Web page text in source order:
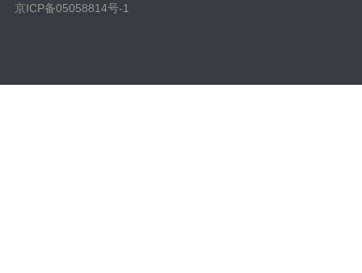
京ICP备05058814号-1